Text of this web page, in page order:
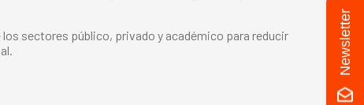
sectores público, privado y académico para reducir
Newsletter